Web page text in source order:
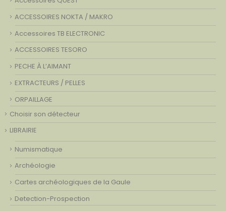
ACCESSOIRES NOKTA / MAKRO
Accessoires TB ELECTRONIC
ACCESSOIRES TESORO
PECHE À L’AIMANT
EXTRACTEURS / PELLES
ORPAILLAGE
Choisir son détecteur
LIBRAIRIE
Numismatique
Archéologie
Cartes archéologiques de la Gaule
Detection-Prospection